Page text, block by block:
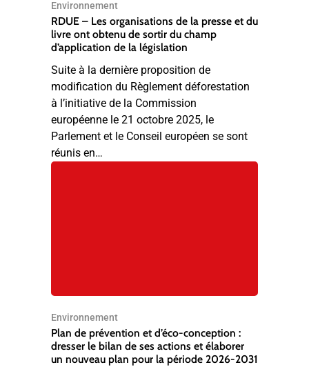
Environnement
RDUE – Les organisations de la presse et du
livre ont obtenu de sortir du champ
d’application de la législation
Suite à la dernière proposition de
modification du Règlement déforestation
à l’initiative de la Commission
européenne le 21 octobre 2025, le
Parlement et le Conseil européen se sont
réunis en…
Environnement
Plan de prévention et d’éco-conception :
dresser le bilan de ses actions et élaborer
un nouveau plan pour la période 2026-2031